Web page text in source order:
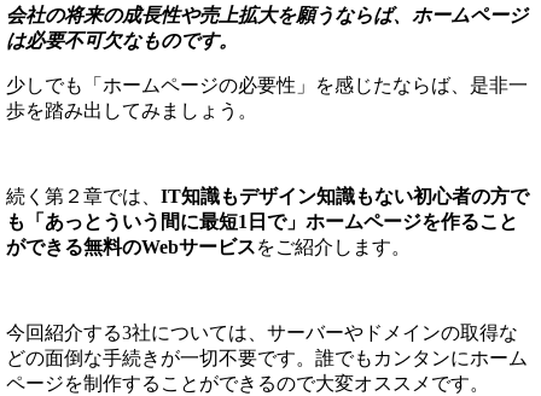
会社の将来の成長性や売上拡大を願うならば、ホームページ
は必要不可欠なものです。
少しでも「ホームページの必要性」を感じたならば、是非一
歩を踏み出してみましょう。
続く第２章では、 IT知識もデザイン知識もない初心者の方で
も「あっとういう間に最短1日で」ホームページを作ること
ができる無料のWebサービスをご紹介します。
今回紹介する3社については、サーバーやドメインの取得な
どの面倒な手続きが一切不要です。誰でもカンタンにホーム
ページを制作することができるので大変オススメです。